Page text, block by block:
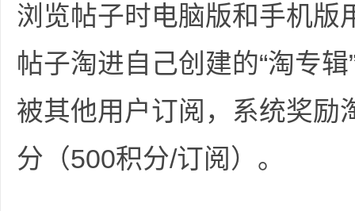
浏览帖子时电脑版和手机版
帖子淘进自己创建的“淘专
被其他用户订阅，系统奖励
分（500积分/订阅）。